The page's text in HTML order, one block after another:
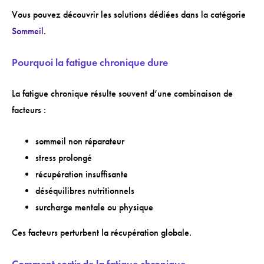
Vous pouvez découvrir les solutions dédiées dans la catégorie
Sommeil.
Pourquoi la fatigue chronique dure
La fatigue chronique résulte souvent d’une combinaison de
facteurs :
sommeil non réparateur
stress prolongé
récupération insuffisante
déséquilibres nutritionnels
surcharge mentale ou physique
Ces facteurs perturbent la récupération globale.